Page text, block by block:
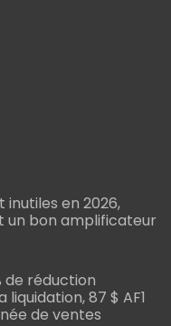
inutiles en 2026,
bon amplificateur
de réduction
87 $ AF1
de ventes